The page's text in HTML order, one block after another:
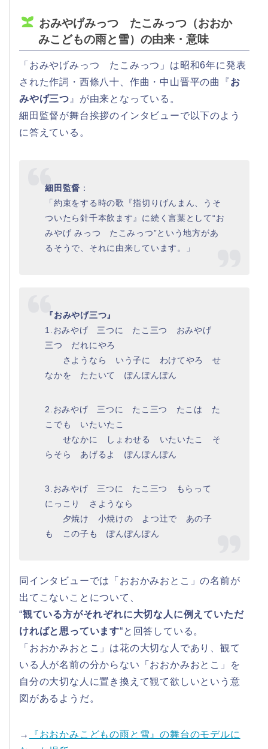
おみやげみっつ たこみっつ（おおか
みこどもの雨と雪）の由来・意味
「おみやげみっつ たこみっつ」は昭和6年に発表
された作詞・西條八十、作曲・中山晋平の曲『お
みやげ三つ 』が由来となっている。
細田監督が舞台挨拶のインタビューで以下のよう
に答えている。
細田監督 ：
「約束をする時の歌『指切りげんまん、うそ
ついたら針千本飲ます』に続く言葉として“お
みやげ みっつ たこみっつ”という地方があ
るそうで、それに由来しています。」
『おみやげ三つ』
1.おみやげ 三つに たこ三つ おみやげ
三つ だれにやろ
さようなら いう子に わけてやろ せ
なかを たたいて ぽんぽんぽん
2.おみやげ 三つに たこ三つ たこは た
こでも いたいたこ
せなかに しょわせる いたいたこ そ
らそら あげるよ ぽんぽんぽん
3.おみやげ 三つに たこ三つ もらって
にっこり さようなら
夕焼け 小焼けの よつ辻で あの子
も この子も ぽんぽんぽん
同インタビューでは「おおかみおとこ」の名前が
出てこないことについて、
“観ている方がそれぞれに大切な人に例えていただ
ければと思っています“と回答している。
「おおかみおとこ」は花の大切な人であり、観て
いる人が名前の分からない「おおかみおとこ」を
自分の大切な人に置き換えて観て欲しいという意
図があるようだ。
→
『おおかみこどもの雨と雪』の舞台のモデルに